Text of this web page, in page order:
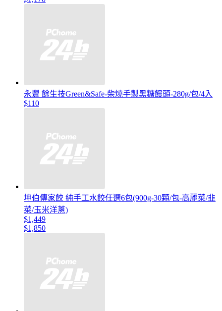
永豐 餘生技Green&Safe-柴燒手製黑糖饅頭-280g/包/4入
$110
坤伯傳家餃 純手工水餃任選6包(900g-30顆/包-高麗菜/韭
菜/玉米洋蔥)
$1,449
$1,850